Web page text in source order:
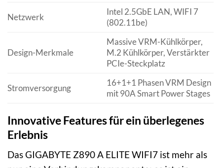
Netzwerk
Intel 2.5GbE LAN, WIFI 7
(802.11be)
Design-Merkmale
Massive VRM-Kühlkörper,
M.2 Kühlkörper, Verstärkter
PCIe-Steckplatz
Stromversorgung
16+1+1 Phasen VRM Design
mit 90A Smart Power Stages
Innovative Features für ein überlegenes
Erlebnis
Das GIGABYTE Z890 A ELITE WIFI7 ist mehr als